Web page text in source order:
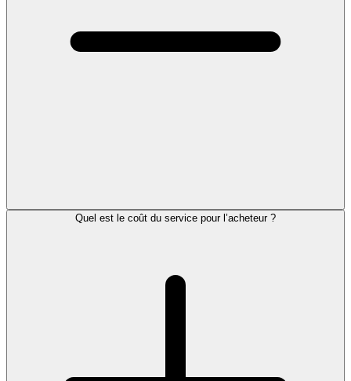
Quel est le coût du service pour l’acheteur ?